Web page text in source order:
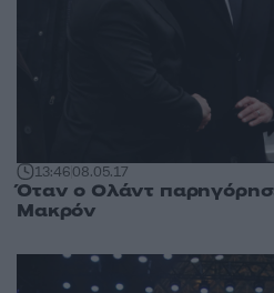
13:4608.05.17
Όταν ο Ολάντ
Μακρόν